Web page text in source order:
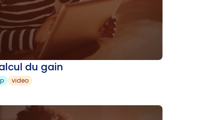
du gain
video